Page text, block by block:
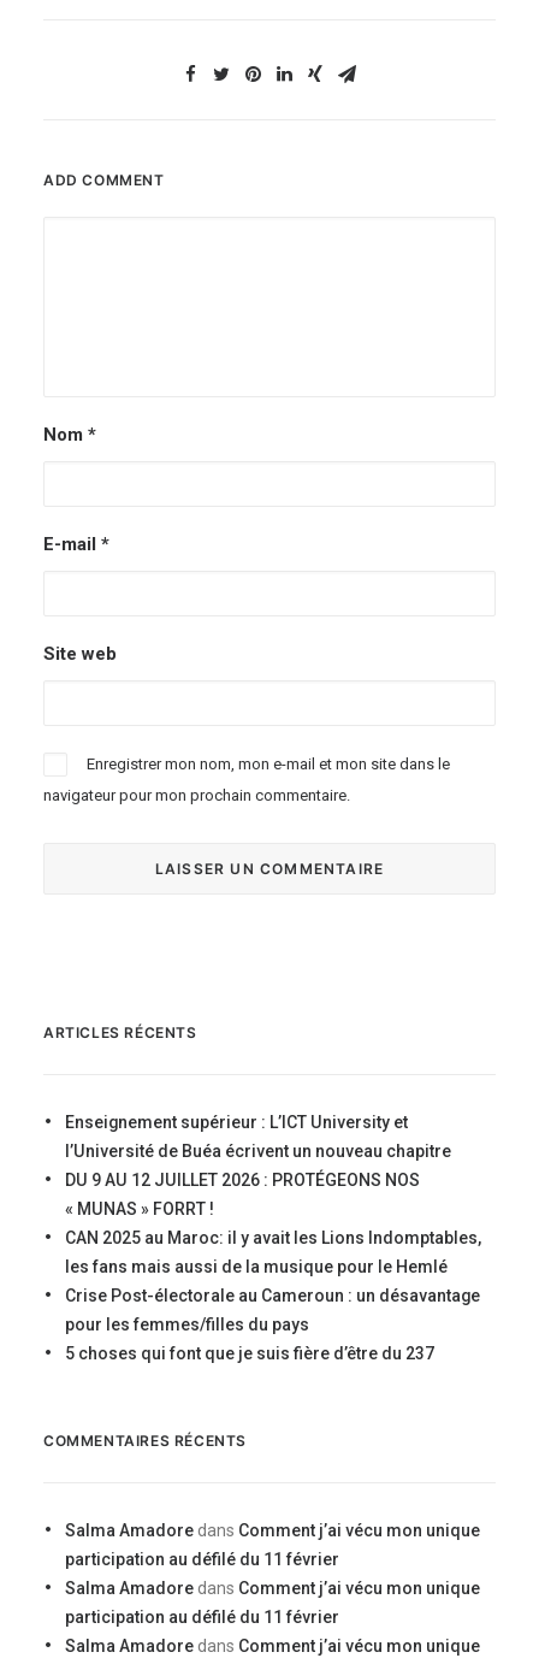
ADD COMMENT
Nom *
E-mail *
Site web
Enregistrer mon nom, mon e-mail et mon site dans le
navigateur pour mon prochain commentaire.
ARTICLES RÉCENTS
Enseignement supérieur : L’ICT University et
l’Université de Buéa écrivent un nouveau chapitre
DU 9 AU 12 JUILLET 2026 : PROTÉGEONS NOS
« MUNAS » FORRT !
CAN 2025 au Maroc: il y avait les Lions Indomptables,
les fans mais aussi de la musique pour le Hemlé
Crise Post-électorale au Cameroun : un désavantage
pour les femmes/filles du pays
5 choses qui font que je suis fière d’être du 237
COMMENTAIRES RÉCENTS
Salma Amadore dans Comment j’ai vécu mon unique
participation au défilé du 11 février
Salma Amadore dans Comment j’ai vécu mon unique
participation au défilé du 11 février
Salma Amadore dans Comment j’ai vécu mon unique